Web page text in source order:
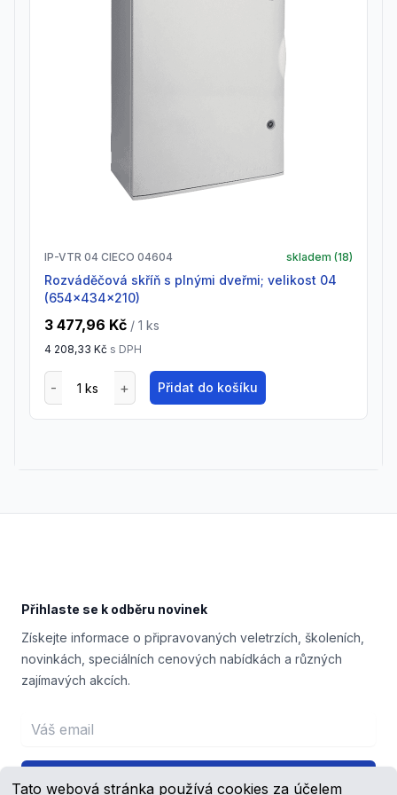
Tato webová stránka používá cookies za účelem
IP-VTR 04 CIECO 04604 skladem (18)
Rozváděčová skříň s plnými dveřmi; velikost 04
(654x434x210)
3 477,96 Kč / 1 ks
4 208,33 Kč s DPH
Přidat do košíku
Přihlaste se k odběru novinek
Získejte informace o připravovaných veletrzích, školeních,
novinkách, speciálních cenových nabídkách a různých
zajímavých akcích.
Email address
Přihlášení